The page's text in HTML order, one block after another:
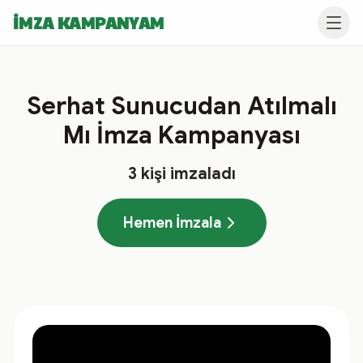
İMZA KAMPANYAM
Serhat Sunucudan Atılmalı
Mı İmza Kampanyası
3 kişi imzaladı
Hemen İmzala